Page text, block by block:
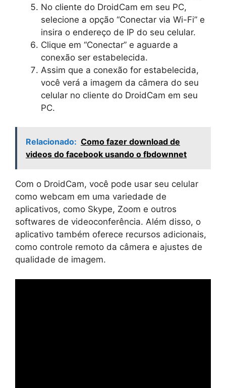
No cliente do DroidCam em seu PC,
selecione a opção “Conectar via Wi-Fi” e
insira o endereço de IP do seu celular.
Clique em “Conectar” e aguarde a
conexão ser estabelecida.
Assim que a conexão for estabelecida,
você verá a imagem da câmera do seu
celular no cliente do DroidCam em seu
PC.
Relacionado: Como fazer download de
videos do facebook usando o fbdownnet
Com o DroidCam, você pode usar seu celular
como webcam em uma variedade de
aplicativos, como Skype, Zoom e outros
softwares de videoconferência. Além disso, o
aplicativo também oferece recursos adicionais,
como controle remoto da câmera e ajustes de
qualidade de imagem.